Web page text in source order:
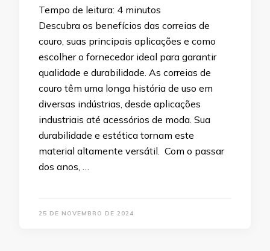
Tempo de leitura: 4 minutos
Descubra os benefícios das correias de
couro, suas principais aplicações e como
escolher o fornecedor ideal para garantir
qualidade e durabilidade. As correias de
couro têm uma longa história de uso em
diversas indústrias, desde aplicações
industriais até acessórios de moda. Sua
durabilidade e estética tornam este
material altamente versátil. Com o passar
dos anos, …
25 DE NOVEMBRO DE 2024